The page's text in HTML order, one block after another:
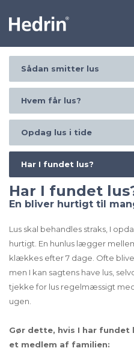
Sådan smitter lus
Hvem får lus?
Opdag lus i tide
Har I fundet lus?
Har I fundet
En bliver hurtigt til
Lus skal behandles straks, I
hurtigt. En hunlus lægger
klækkes efter 7 dage. Ofte
men I kan sagtens have lus,
tjekke for lus regelmæssigt
ugen.
Gør dette, hvis I har fundet
et medlem af familien: